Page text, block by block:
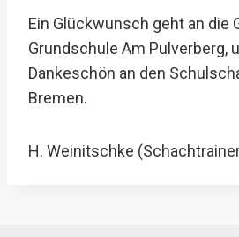
Ein Glückwunsch geht an die
Grundschule Am Pulverberg,
Dankeschön an den
Bremen.
H. Weinitschke